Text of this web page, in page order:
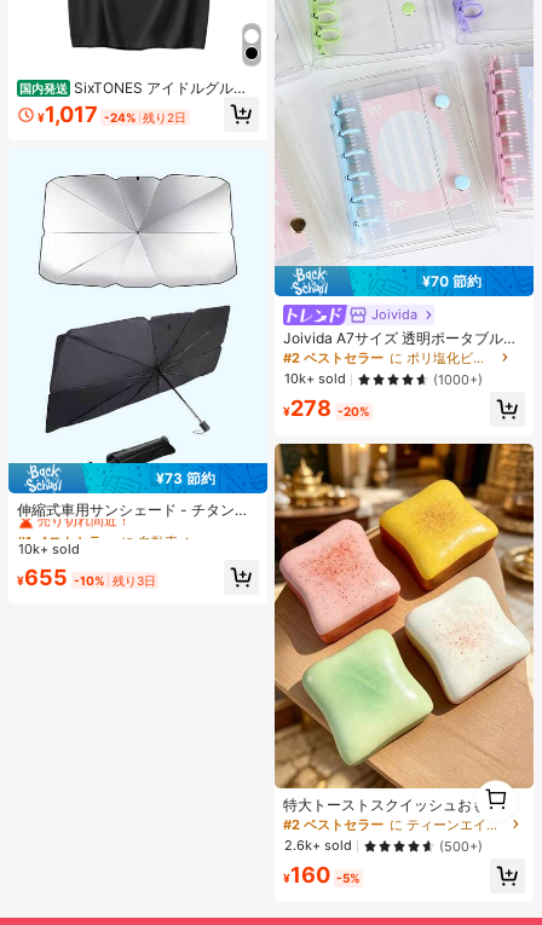
国内発送 SixTONES アイドルグルー
プ 記念デザイン 半袖 メンズ レディ
ース ゆったり 推し活グッズファン向
¥1,017 -24% 残り2日
¥73 節約
伸縮式車用サンシェード - チタンシ
ルバー素材、UVカット、簡単使用・
収納、素早い開閉、UV線を遮断、車
ある軽量設計、フロントウィンドウ
#1 ベストセラー に 自動車
売り切れ間近！
#1 ベストセラー に 自動車
売り切れ間近！
#1 ベストセラー に 自動車
売り切れ間近！
#1 ベストセラー に 自動車
売り切れ間近！
10k+ sold
¥655 -10% 残り3日
¥70 節約
Joivida
Joivida A7サイズ 透明ポータブルフ
ァイルフォルダー ダブルスナップ
式、写真の保管に最適、フォトアル
バムとしても使用可能、文房具、ノ
ート、ステッカーブック、オフィス
用品、学校用品、新学期に
#2 ベストセラー
に ポリ塩化ビニル バインダー
10k+ sold
(1000+)
¥278 -20%
特大トーストスクイッシュおもち
ゃ、超ソフトバタートーストストレ
ス解消スクイーズおもちゃ、ピン
ク、イエロー、ホワイト、グリーン
の4色展開、ストレス解消スクイッ
シュおもちゃ -- 誕生日やホリデーギ
#2 ベストセラー
に ティーンエイジャー向けのスクイーズおもちゃ
2.6k+ sold
(500+)
¥160 -5%
1